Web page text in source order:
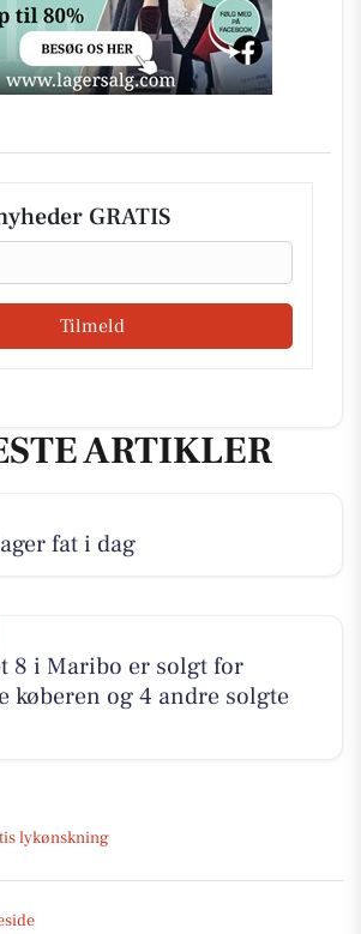
GRATIS
Tilmeld
ARTIKLER
fat i dag
8 i Maribo er solgt for
køberen og 4 andre solgte
lykønskning